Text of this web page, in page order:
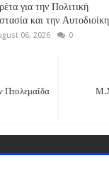
για την Πολιτική
και την
06, 2026 0
Πτολεμαΐδα